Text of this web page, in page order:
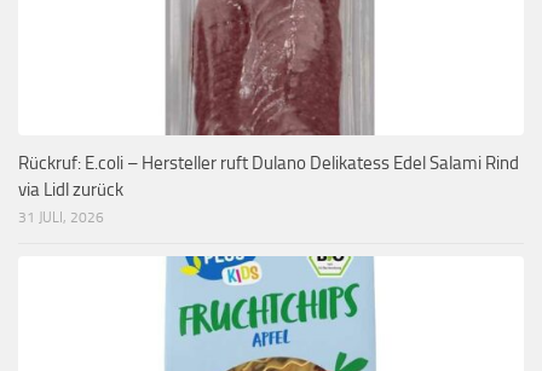
Rückruf: E.coli – Hersteller ruft Dulano Delikatess Edel Salami Rind
via Lidl zurück
31 JULI, 2026